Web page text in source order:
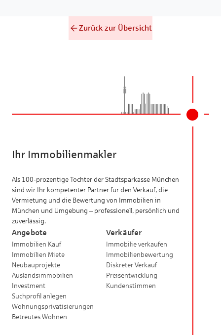
Zurück zur Übersicht
Ihr Immobilienmakler
Als 100-prozentige Tochter der Stadtsparkasse München
sind wir Ihr kompetenter Partner für den Verkauf, die
Vermietung und die Bewertung von Immobilien in
München und Umgebung – professionell, persönlich und
zuverlässig.
Angebote
Immobilien Kauf
Immobilien Miete
Neubauprojekte
Auslandsimmobilien
Investment
Suchprofil anlegen
Wohnungsprivatisierungen
Betreutes Wohnen
Verkäufer
Immobilie verkaufen
Immobilienbewertung
Diskreter Verkauf
Preisentwicklung
Kundenstimmen